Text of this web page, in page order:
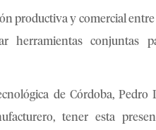
productiva y comercial
herramientas conjuntas
de Córdoba, Pedro
tener esta